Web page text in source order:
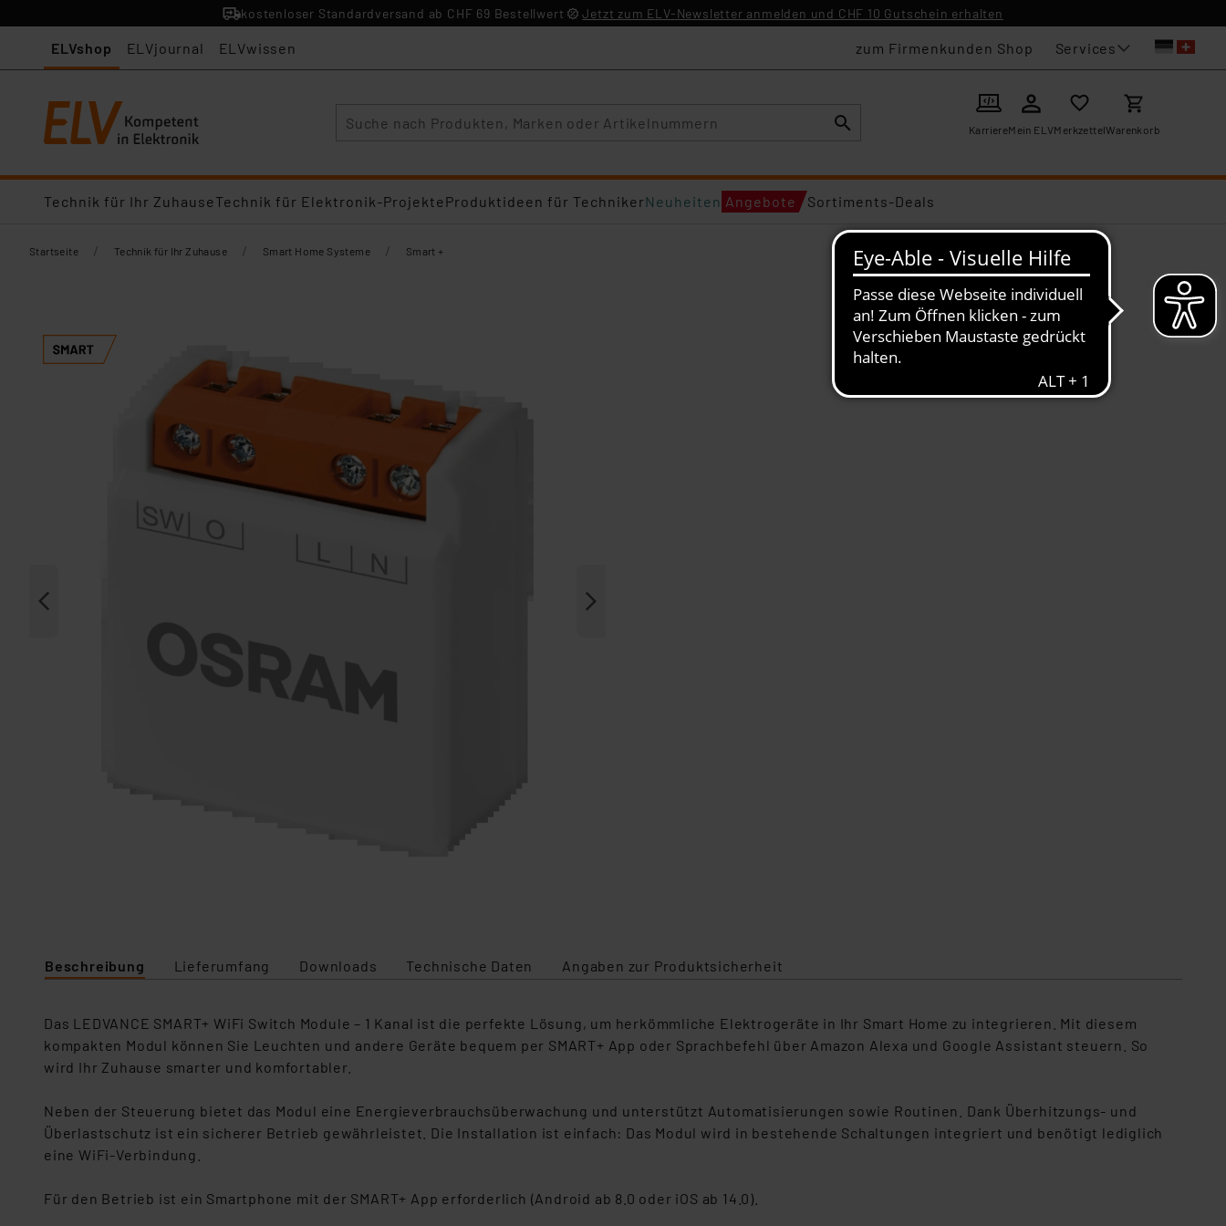
kostenloser Standardversand ab CHF 69 Bestellwert Jetzt zum ELV-Newsletter anmelden und CHF 10 Gutschein erhalten
ELVshop ELVjournal ELVwissen zum Firmenkunden Shop Services
KarriereMein ELVMerkzettelWarenkorb
Technik für Ihr ZuhauseTechnik für Elektronik-ProjekteProduktideen für TechnikerNeuheiten Angebote Sortiments-Deals
Startseite / Technik für Ihr Zuhause / Smart Home Systeme / Smart +
Beschreibung Lieferumfang Downloads Technische Daten Angaben zur Produktsicherheit
Das LEDVANCE SMART+ WiFi Switch Module – 1 Kanal ist die perfekte Lösung, um herkömmliche Elektrogeräte in Ihr Smart Home zu integrieren. Mit diesem
kompakten Modul können Sie Leuchten und andere Geräte bequem per SMART+ App oder Sprachbefehl über Amazon Alexa und Google Assistant steuern. So
wird Ihr Zuhause smarter und komfortabler.
Neben der Steuerung bietet das Modul eine Energieverbrauchsüberwachung und unterstützt Automatisierungen sowie Routinen. Dank Überhitzungs- und
Überlastschutz ist ein sicherer Betrieb gewährleistet. Die Installation ist einfach: Das Modul wird in bestehende Schaltungen integriert und benötigt lediglich
eine WiFi-Verbindung.
Für den Betrieb ist ein Smartphone mit der SMART+ App erforderlich (Android ab 8.0 oder iOS ab 14.0).